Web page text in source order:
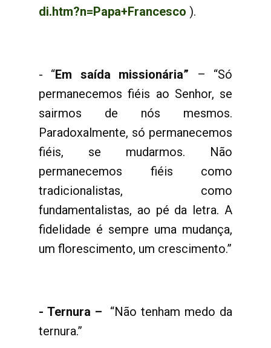
di.htm?n=Papa+Francesco ).
- “Em saída missionária” – “Só
permanecemos fiéis ao Senhor, se
sairmos de nós mesmos.
Paradoxalmente, só permanecemos
fiéis, se mudarmos. Não
permanecemos fiéis como
tradicionalistas, como
fundamentalistas, ao pé da letra. A
fidelidade é sempre uma mudança,
um florescimento, um crescimento.”
- Ternura –
“Não tenham medo da
ternura.”